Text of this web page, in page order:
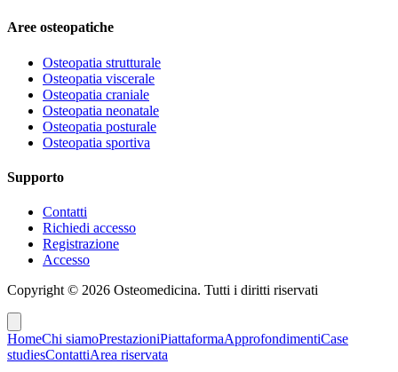
Aree osteopatiche
Osteopatia strutturale
Osteopatia viscerale
Osteopatia craniale
Osteopatia neonatale
Osteopatia posturale
Osteopatia sportiva
Supporto
Contatti
Richiedi accesso
Registrazione
Accesso
Copyright © 2026 Osteomedicina. Tutti i diritti riservati
HomeChi siamoPrestazioniPiattaformaApprofondimentiCase
studiesContattiArea riservata